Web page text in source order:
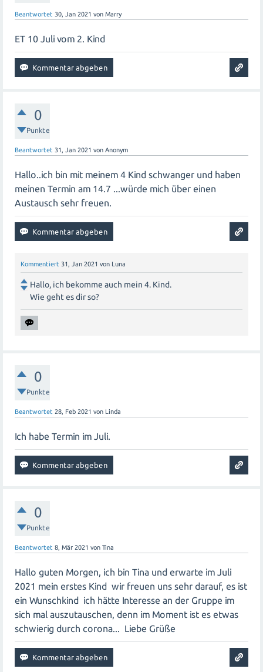
Beantwortet 30, Jan 2021 von Marry
ET 10 Juli vom 2. Kind
0
Punkte
Beantwortet 31, Jan 2021 von Anonym
Hallo..ich bin mit meinem 4 Kind schwanger und haben
meinen Termin am 14.7 ...würde mich über einen
Austausch sehr freuen.
Kommentiert 31, Jan 2021 von Luna
Hallo, ich bekomme auch mein 4. Kind.
Wie geht es dir so?
0
Punkte
Beantwortet 28, Feb 2021 von Linda
Ich habe Termin im Juli.
0
Punkte
Beantwortet 8, Mär 2021 von Tina
Hallo guten Morgen, ich bin Tina und erwarte im Juli
2021 mein erstes Kind wir freuen uns sehr darauf, es ist
ein Wunschkind ich hätte Interesse an der Gruppe im
sich mal auszutauschen, denn im Moment ist es etwas
schwierig durch corona... Liebe Grüße